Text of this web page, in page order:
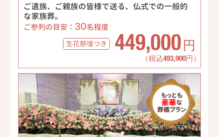
ご遺族、ご親族の皆様で送る、仏式での一般的
な家族葬。
ご参列の目安： 30名程度
生花祭壇つき 449,000 円
（税込493,900円）